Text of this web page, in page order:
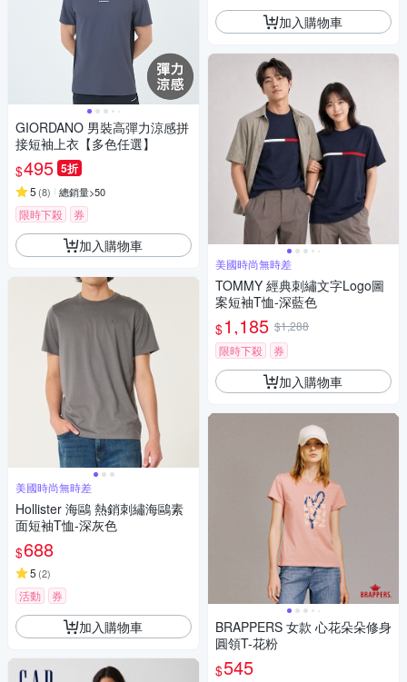
GIORDANO 男裝高彈力涼感拼
接短袖上衣【多色任選】
$495 5折
5 (8) 總銷量>50
限時下殺 券
加入購物車
美國時尚無時差
Hollister 海鷗 熱銷刺繡海鷗素
面短袖T恤-深灰色
$688
5 (2)
活動 券
加入購物車
加入購物車
美國時尚無時差
TOMMY 經典刺繡文字Logo圖
案短袖T恤-深藍色
$1,185 $1,288
限時下殺
券
加入購物車
BRAPPERS 女款 心花朵朵修身
圓領T-花粉
$545